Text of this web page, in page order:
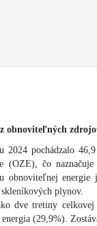
obnoviteľných
2024 pochádzalo
(OZE), čo
obnoviteľnej
plynov.
dve tretiny
(29,9%).